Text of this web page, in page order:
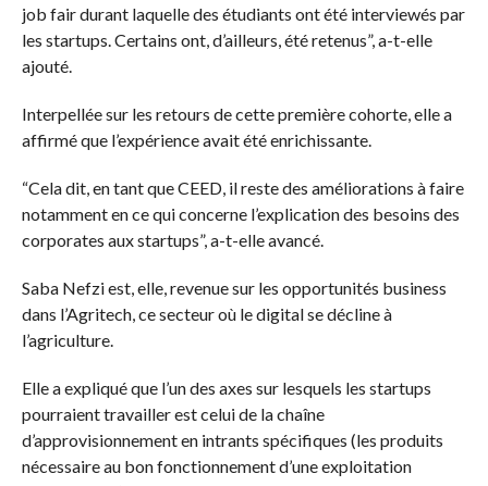
job fair durant laquelle des étudiants ont été interviewés par
les startups. Certains ont, d’ailleurs, été retenus”, a-t-elle
ajouté.
Interpellée sur les retours de cette première cohorte, elle a
affirmé que l’expérience avait été enrichissante.
“Cela dit, en tant que CEED, il reste des améliorations à faire
notamment en ce qui concerne l’explication des besoins des
corporates aux startups”, a-t-elle avancé.
Saba Nefzi est, elle, revenue sur les opportunités business
dans l’Agritech, ce secteur où le digital se décline à
l’agriculture.
Elle a expliqué que l’un des axes sur lesquels les startups
pourraient travailler est celui de la chaîne
d’approvisionnement en intrants spécifiques (les produits
nécessaire au bon fonctionnement d’une exploitation